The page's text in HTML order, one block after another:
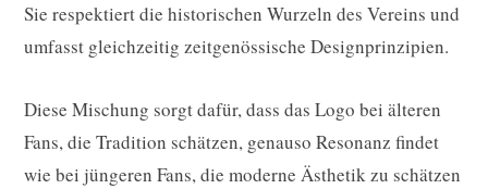
Sie respektiert die historischen Wurzeln des Vereins und
umfasst gleichzeitig zeitgenössische Designprinzipien.
Diese Mischung sorgt dafür, dass das Logo bei älteren
Fans, die Tradition schätzen, genauso Resonanz findet
wie bei jüngeren Fans, die moderne Ästhetik zu schätzen